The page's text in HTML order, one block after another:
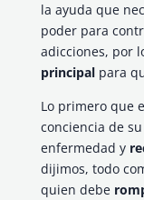
la ayuda que
poder para
adicciones, por
principalpara
Lo primero que
conciencia de
enfermedad y
dijimos, todo
quien debe